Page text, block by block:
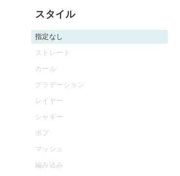
スタイル
指定なし
ストレート
カール
グラデーション
レイヤー
シャギー
ボブ
マッシュ
編み込み